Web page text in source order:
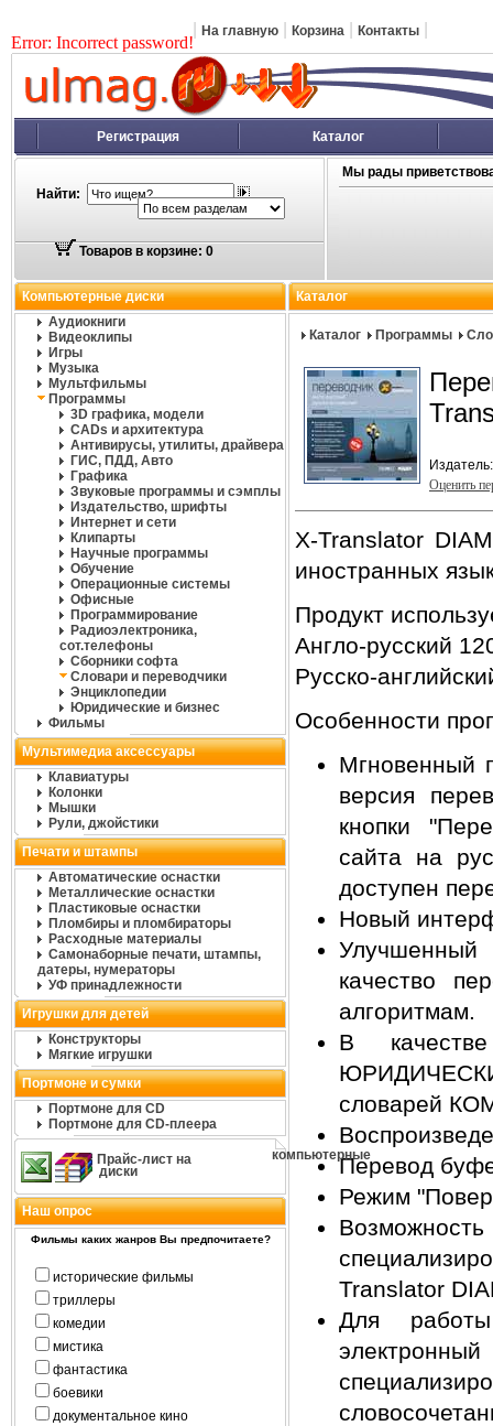
Error: Incorrect password!
На главную Корзина Контакты
Регистрация Каталог
Найти:
Товаров в корзине: 0
Мы рады
Компьютерные диски
Аудиокниги
Видеоклипы
Игры
Музыка
Мультфильмы
Программы
3D графика, модели
CADs и архитектура
Антивирусы, утилиты, драйвера
ГИС, ПДД, Авто
Графика
Звуковые программы и сэмплы
Издательство, шрифты
Интернет и сети
Клипарты
Научные программы
Обучение
Операционные системы
Офисные
Программирование
Радиоэлектроника,
сот.телефоны
Сборники софта
Словари и переводчики
Энциклопедии
Юридические и бизнес
Фильмы
Мультимедиа аксессуары
Клавиатуры
Колонки
Мышки
Рули, джойстики
Печати и штампы
Автоматические оснастки
Металлические оснастки
Пластиковые оснастки
Пломбиры и пломбираторы
Расходные материалы
Самонаборные печати, штампы,
датеры, нумераторы
УФ принадлежности
Игрушки для детей
Конструкторы
Мягкие игрушки
Портмоне и сумки
Портмоне для CD
Портмоне для CD-плеера
Прайс-лист на
компьютерные
диски
Наш опрос
Фильмы каких жанров Вы предпочитаете?
исторические фильмы
триллеры
комедии
мистика
фантастика
боевики
документальное кино
Каталог
Каталог Программы
Оценить
X-Translator
иностранных
Продукт
Англо-русский
Русско-
Особенности
Мгновенный
версия
кнопки
сайта на
доступен
Новый
Улучшенный
качество
алгоритмам.
В
словарей
Перевод
Режим
Translator
Для